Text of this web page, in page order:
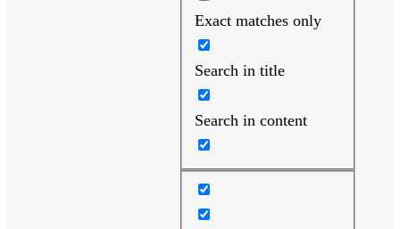
Exact matches only
Search in title
Search in content